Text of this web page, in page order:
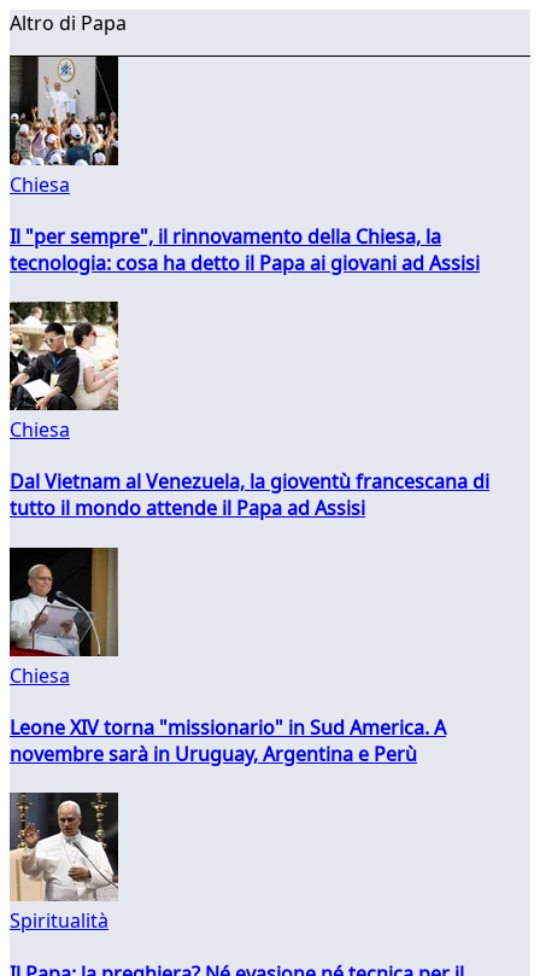
Altro di Papa
Chiesa
Il "per sempre", il rinnovamento della Chiesa, la
tecnologia: cosa ha detto il Papa ai giovani ad Assisi
Chiesa
Dal Vietnam al Venezuela, la gioventù francescana di
tutto il mondo attende il Papa ad Assisi
Chiesa
Leone XIV torna "missionario" in Sud America. A
novembre sarà in Uruguay, Argentina e Perù
Spiritualità